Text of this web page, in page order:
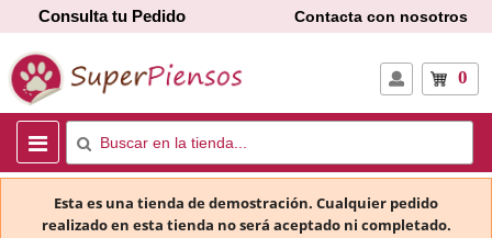
Consulta tu Pedido Contacta con nosotros
0
Esta es una tienda de demostración. Cualquier pedido
realizado en esta tienda no será aceptado ni completado.